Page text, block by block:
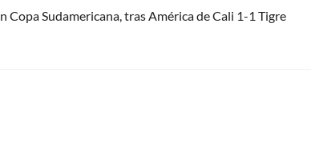
Sudamericana, tras América de Cali 1-1 Tigre